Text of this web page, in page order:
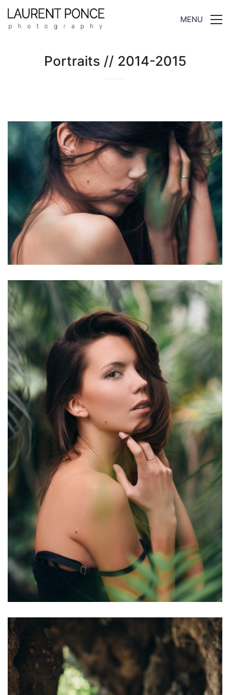
MENU
Portraits // 2014-2015